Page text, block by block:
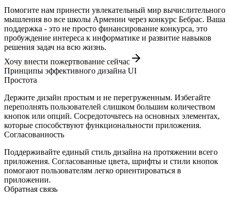
Помогите нам принести увлекательный мир вычислительного
мышления во все школы Армении через конкурс Бебрас. Ваша
поддержка - это не просто финансирование конкурса, это
пробуждение интереса к информатике и развитие навыков
решения задач на всю жизнь.
Хочу внести пожертвование сейчас
Принципы эффективного дизайна UI
Простота
Держите дизайн простым и не перегруженным. Избегайте
переполнять пользователей слишком большим количеством
кнопок или опций. Сосредоточьтесь на основных элементах,
которые способствуют функциональности приложения.
Согласованность
Поддерживайте единый стиль дизайна на протяжении всего
приложения. Согласованные цвета, шрифты и стили кнопок
помогают пользователям легко ориентироваться в
приложении.
Обратная связь